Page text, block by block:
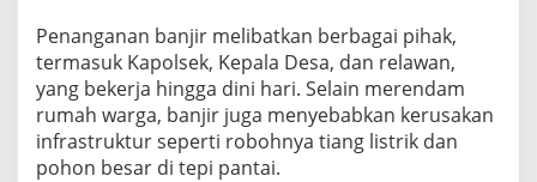
k
a
j
a
y
a
L
Penanganan banjir melibatkan berbagai pihak,
termasuk Kapolsek, Kepala Desa, dan relawan,
yang bekerja hingga dini hari. Selain merendam
rumah warga, banjir juga menyebabkan kerusakan
infrastruktur seperti robohnya tiang listrik dan
pohon besar di tepi pantai.